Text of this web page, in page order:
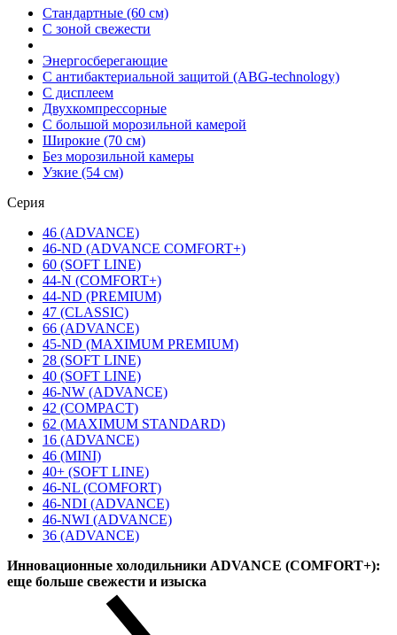
Стандартные (60 см)
С зоной свежести
Энергосберегающие
С антибактериальной защитой (ABG-technology)
С дисплеем
Двухкомпрессорные
С большой морозильной камерой
Широкие (70 см)
Без морозильной камеры
Узкие (54 см)
Серия
46 (ADVANCE)
46-ND (ADVANCE COMFORT+)
60 (SOFT LINE)
44-N (COMFORT+)
44-ND (PREMIUM)
47 (CLASSIC)
66 (ADVANCE)
45-ND (MAXIMUM PREMIUM)
28 (SOFT LINE)
40 (SOFT LINE)
46-NW (ADVANCE)
42 (COMPACT)
62 (MAXIMUM STANDARD)
16 (ADVANCE)
46 (MINI)
40+ (SOFT LINE)
46-NL (COMFORT)
46-NDI (ADVANCE)
46-NWI (ADVANCE)
36 (ADVANCE)
Инновационные холодильники ADVANCE (COMFORT+):
еще больше свежести и изыска